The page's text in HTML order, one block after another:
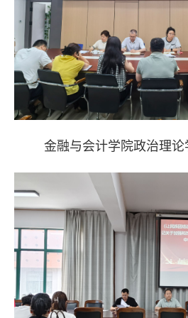
金融与会计学院政治理论